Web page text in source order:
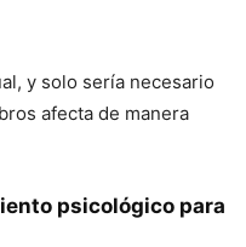
y solo sería necesario
afecta de manera
psicológico para